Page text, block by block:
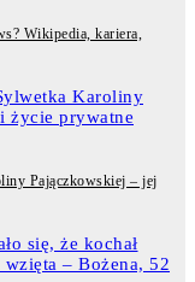
Wikipedia, kariera,
Pajączkowskiej – jej